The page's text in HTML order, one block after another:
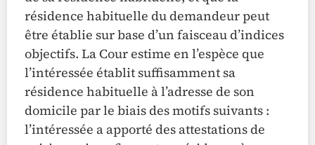
résidence habituelle du demandeur peut
être établie sur base d’un faisceau d’indices
objectifs. La Cour estime en l’espèce que
l’intéressée établit suffisamment sa
résidence habituelle à l’adresse de son
domicile par le biais des motifs suivants :
l’intéressée a apporté des attestations de